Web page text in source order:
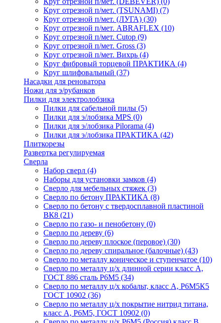
Круг отрезной п/мет. (TSUNAMI) (7)
Круг отрезной п/мет. (ЛУГА) (30)
Круг отрезной п/мет. ABRAFLEX (10)
Круг отрезной п/мет. Cutop (9)
Круг отрезной п/мет. Gross (3)
Круг отрезной п/мет. Вихрь (4)
Круг фибровый торцевой ПРАКТИКА (4)
Круг шлифовальный (37)
Насадки для реноватора
Ножи для э/рубанков
Пилки для электролобзика
Пилки для сабельной пилы (5)
Пилки для э/лобзика MPS (0)
Пилки для э/лобзика Pilorama (4)
Пилки для э/лобзика ПРАКТИКА (42)
Плиткорезы
Развертка регулируемая
Сверла
Набор сверл (4)
Наборы для установки замков (4)
Сверло для мебельных стяжек (3)
Сверло по бетону ПРАКТИКА (8)
Сверло по бетону с твердосплавной пластиной
ВК8 (21)
Сверло по газо- и пенобетону (0)
Сверло по дереву (6)
Сверло по дереву плоское (перовое) (30)
Сверло по дереву спиральное (балочные) (43)
Сверло по металлу коническое и ступенчатое (10)
Сверло по металлу ц/х длинной серии класс А,
ГОСТ 886 сталь Р6М5 (34)
Сверло по металлу ц/х кобальт, класс А, Р6М5К5
ГОСТ 10902 (36)
Сверло по металлу ц/х покрытие нитрид титана,
класс А, Р6М5, ГОСТ 10902 (0)